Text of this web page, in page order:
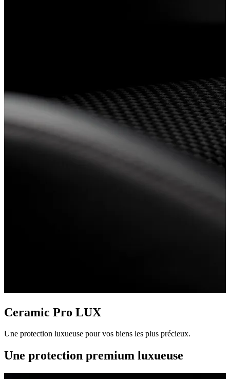
Ceramic Pro LUX
Une protection luxueuse pour vos biens les plus précieux.
Une protection premium luxueuse